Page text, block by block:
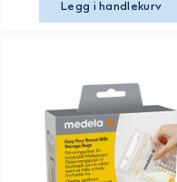
Legg i handlekurv